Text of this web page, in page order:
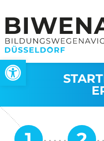
Open toolbar